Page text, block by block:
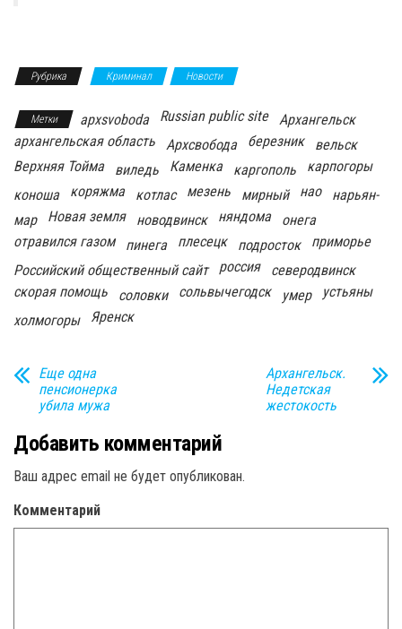
Рубрика Криминал Новости
Метки apxsvoboda Russian public site
Архангельск
архангельская область
Архсвобода березник
вельск
Верхняя Тойма
виледь Каменка каргополь
карпогоры
коноша
коряжма котлас мезень мирный нао
нарьян-
мар
Новая земля новодвинск няндома
онега
отравился газом
пинега плесецк подросток
приморье
Российский общественный сайт
россия
северодвинск
скорая помощь
соловки сольвычегодск умер
устьяны
холмогоры
Яренск
Еще одна
пенсионерка
убила мужа
Архангельск.
Недетская
жестокость
Добавить комментарий
Ваш адрес email не будет опубликован.
Комментарий